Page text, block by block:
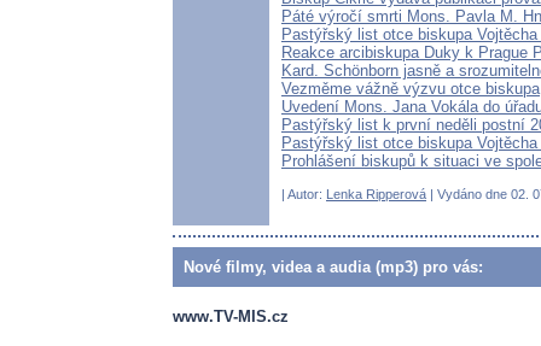
Páté výročí smrti Mons. Pavla M.
Pastýřský list otce biskupa
Reakce arcibiskupa Duky k Prague
Kard. Schönborn jasně a
Vezměme vážně výzvu otce biskupa
Uvedení Mons. Jana Vokála do
Pastýřský list k první neděli postní
Pastýřský list otce biskupa
Prohlášení biskupů k situaci ve
| Autor: Lenka Ripperová | Vydáno dne 02.
Nové filmy, videa a audia (mp3) pro vás:
www.TV-MIS.cz